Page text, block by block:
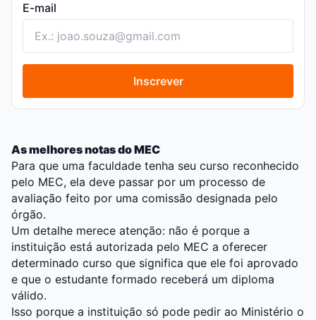
E-mail
Inscrever
As melhores notas do MEC
Para que uma faculdade tenha seu curso reconhecido
pelo MEC, ela deve passar por um processo de
avaliação feito por uma comissão designada pelo
órgão.
Um detalhe merece atenção: não é porque a
instituição está autorizada pelo MEC a oferecer
determinado curso que significa que ele foi aprovado
e que o estudante formado receberá um diploma
válido.
Isso porque a instituição só pode pedir ao Ministério o